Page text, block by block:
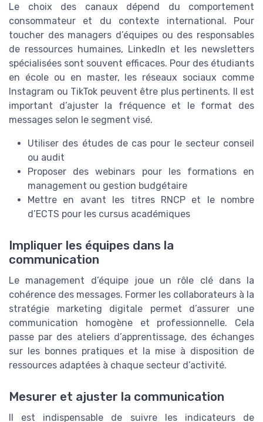
Le choix des canaux dépend du comportement
consommateur et du contexte international. Pour
toucher des managers d’équipes ou des responsables
de ressources humaines, LinkedIn et les newsletters
spécialisées sont souvent efficaces. Pour des étudiants
en école ou en master, les réseaux sociaux comme
Instagram ou TikTok peuvent être plus pertinents. Il est
important d’ajuster la fréquence et le format des
messages selon le segment visé.
Utiliser des études de cas pour le secteur conseil
ou audit
Proposer des webinars pour les formations en
management ou gestion budgétaire
Mettre en avant les titres RNCP et le nombre
d’ECTS pour les cursus académiques
Impliquer les équipes dans la
communication
Le management d’équipe joue un rôle clé dans la
cohérence des messages. Former les collaborateurs à la
stratégie marketing digitale permet d’assurer une
communication homogène et professionnelle. Cela
passe par des ateliers d’apprentissage, des échanges
sur les bonnes pratiques et la mise à disposition de
ressources adaptées à chaque secteur d’activité.
Mesurer et ajuster la communication
Il est indispensable de suivre les indicateurs de